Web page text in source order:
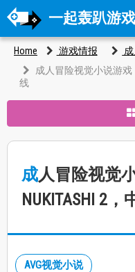
一起轰趴游
Home 游戏情报
成人冒险视觉小说游戏
线
成人冒险视觉小说游戏：拔作島
NUKITASHI 2
AVG视觉小说